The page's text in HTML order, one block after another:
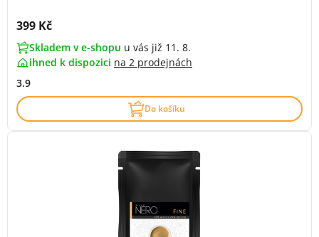
Cena s DPH:
399 Kč
Skladem v e-shopu u vás již 11. 8.
ihned k dispozici na 2 prodejnách
3.9
Do košíku